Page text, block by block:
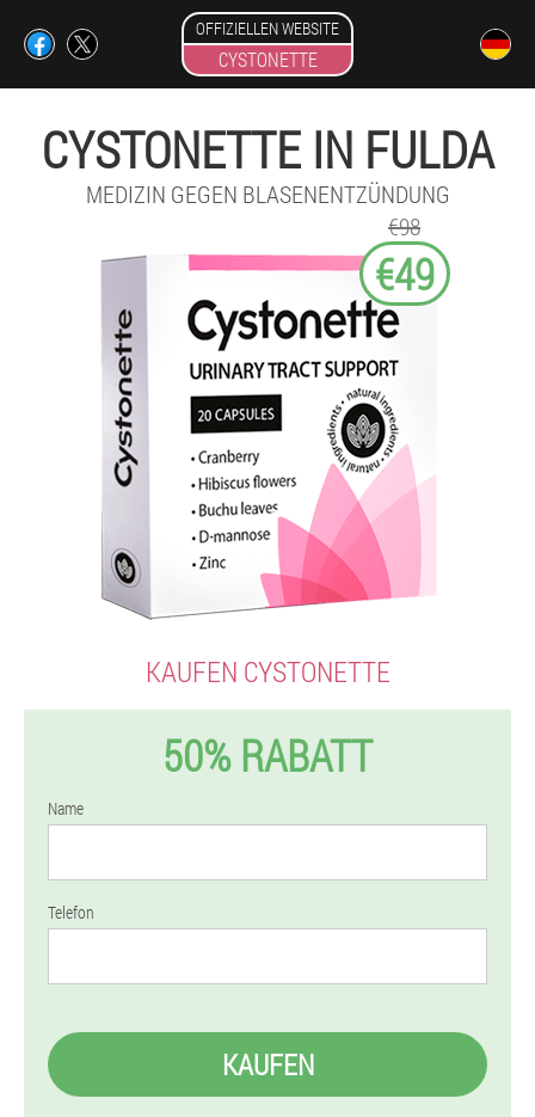
OFFIZIELLEN WEBSITE
CYSTONETTE
CYSTONETTE IN FULDA
MEDIZIN GEGEN BLASENENTZÜNDUNG
€98
€49
KAUFEN CYSTONETTE
50% RABATT
Name
Telefon
KAUFEN